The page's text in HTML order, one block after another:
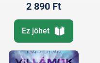
2 890 Ft
Ez jöhet